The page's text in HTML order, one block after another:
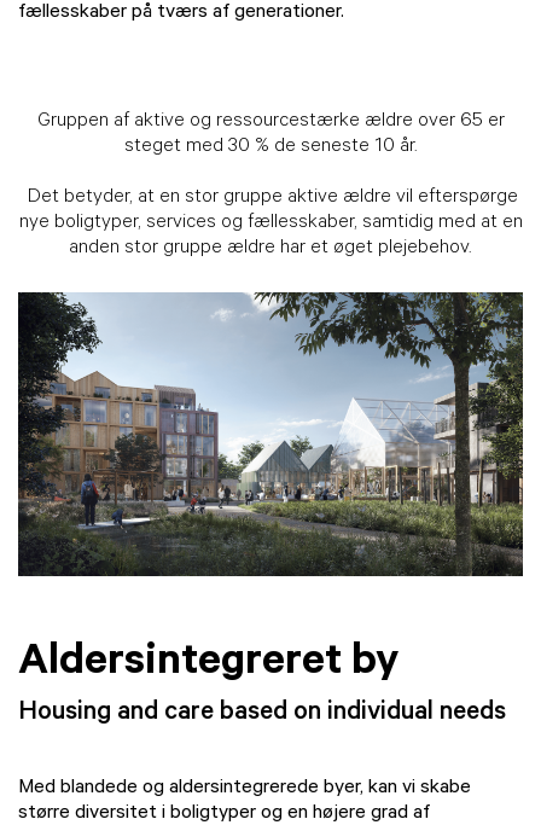
fællesskaber på tværs af generationer.
Gruppen af aktive og ressourcestærke ældre over 65 er
steget med 30 % de seneste 10 år.
Det betyder, at en stor gruppe aktive ældre vil efterspørge
nye boligtyper, services og fællesskaber, samtidig med at en
anden stor gruppe ældre har et øget plejebehov.
Aldersintegreret by
Housing and care based on individual needs
Med blandede og aldersintegrerede byer, kan vi skabe
større diversitet i boligtyper og en højere grad af